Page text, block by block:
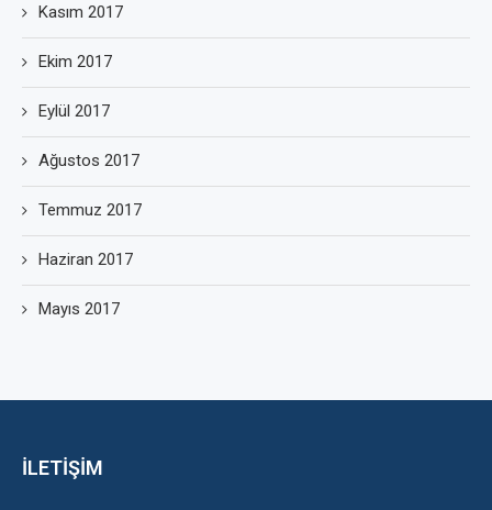
Kasım 2017
Ekim 2017
Eylül 2017
Ağustos 2017
Temmuz 2017
Haziran 2017
Mayıs 2017
İLETİŞİM